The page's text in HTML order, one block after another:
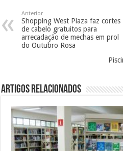
Anterior
Shopping West Plaza faz cortes
de cabelo gratuitos para
arrecadação de mechas em prol
do Outubro Rosa
Artigos Relacionados